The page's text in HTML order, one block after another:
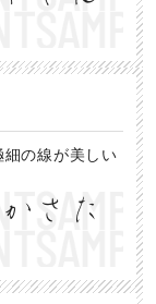
の線が美しい
さた